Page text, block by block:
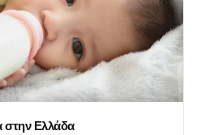
στην Ελλάδα